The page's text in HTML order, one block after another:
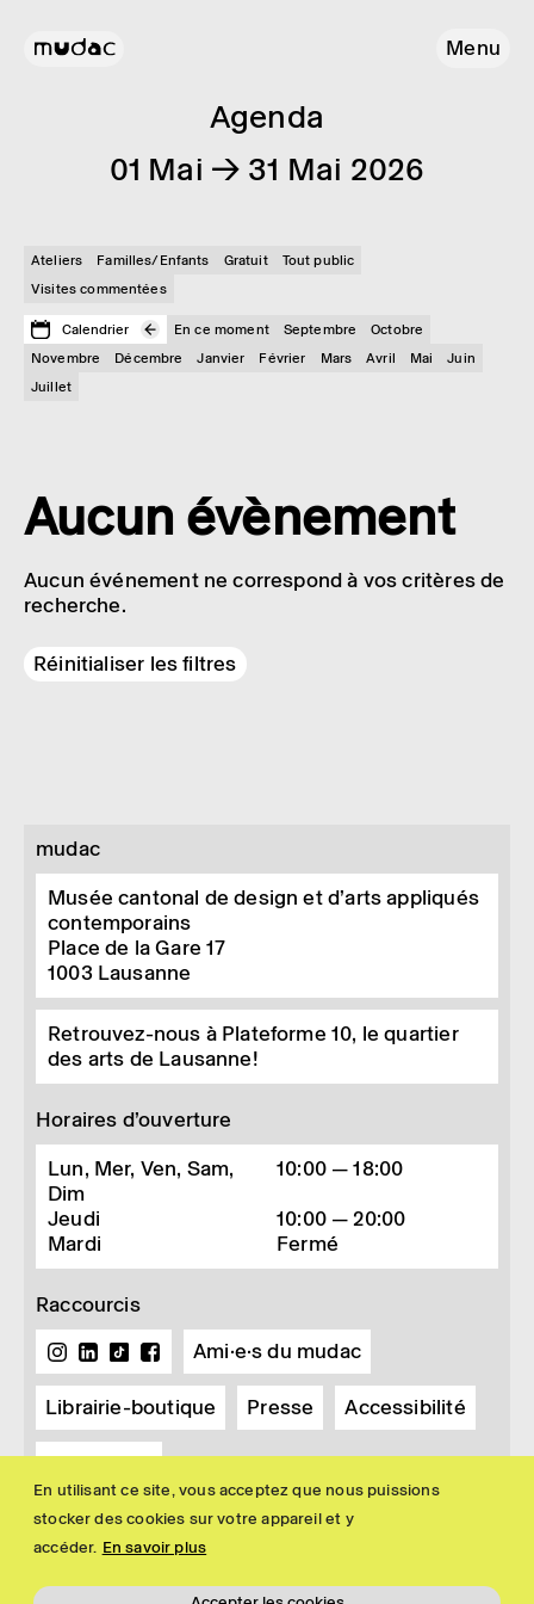
En utilisant ce site, vous acceptez que nous puissions
stocker des cookies sur votre appareil et y
accéder. En savoir plus
Menu
Agenda
01 Mai → 31 Mai 2026
Ateliers Familles/Enfants Gratuit
Tout public
Visites commentées
Calendrier En ce moment Septembre
Octobre
Novembre
Décembre Janvier Février Mars Avril Mai
Juin
Juillet
Aucun évènement
Aucun événement ne correspond à vos critères de
recherche.
Réinitialiser les filtres
mudac
Musée cantonal de design et d’arts appliqués
contemporains
Place de la Gare 17
1003 Lausanne
Retrouvez-nous à Plateforme 10, le quartier
des arts de Lausanne!
Horaires d’ouverture
Lun, Mer, Ven, Sam,
Dim
10:00 — 18:00
Jeudi
10:00 — 20:00
Mardi
Fermé
Raccourcis
Ami·e·s du mudac
Librairie-boutique Presse Accessibilité
Newsletter